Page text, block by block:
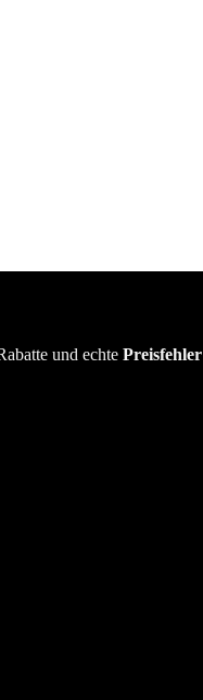
und echte Preisfehler